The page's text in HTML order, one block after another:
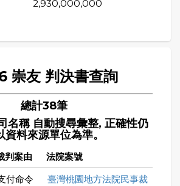
2,930,000,000
崇友 判決書查詢
總計38筆
名稱 自動搜尋彙整, 正確性仍
資料來源單位為準。
判案由 法院案號
付命令
臺灣桃園地方法院民事裁